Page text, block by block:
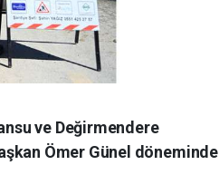
ve Değirmendere
Ömer Günel döneminde